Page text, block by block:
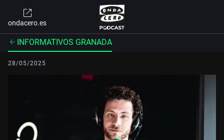
ondacero.es
INFORMATIVOS GRANADA
28/05/2025